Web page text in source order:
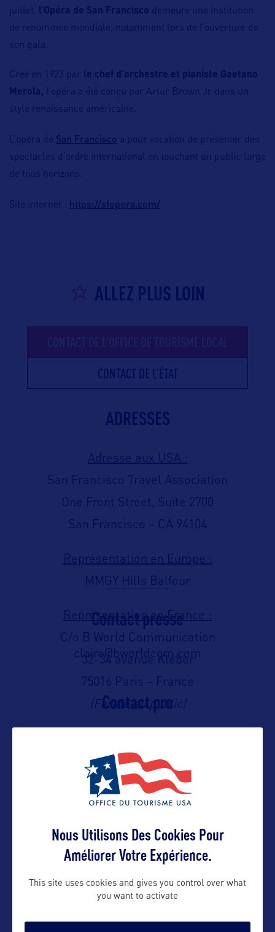
juillet,
l’Opéra de San Francisco demeure une institution
de renommée mondiale, notamment lors de l’ouverture de
son gala.
Créé en 1923 par le chef d’orchestre et pianiste Gaetano
Merola, l’opéra a été conçu par Artur Brown Jr dans un
style renaissance américaine.
L’opéra de San Francisco a pour vocation de présenter des
spectacles d’ordre international en touchant un public large
de tous horizons.
Site internet : https://sfopera.com/
ALLEZ PLUS LOIN
CONTACT DE L'ÉTAT
ADRESSES
Adresse aux USA :
San Francisco Travel Association
One Front Street, Suite 2700
San Francisco – CA 94104
Représentation en Europe :
MMGY Hills Balfour
Représentation en France :
C/o B World Communication
32-34 avenue Kléber
75016 Paris – France
(Fermé au public)
Contact presse
claire@bworldcom.com
Contact pro
Suivre
VOIR LE SITE
Nous Utilisons Des Cookies Pour
Améliorer Votre Expérience.
This site uses cookies and gives you control over what
you want to activate